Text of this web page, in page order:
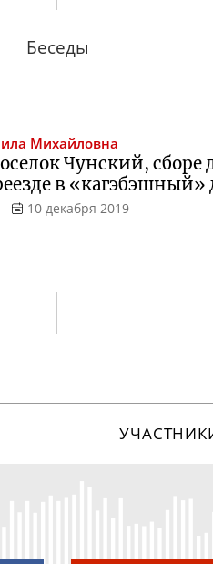
Беседы
Михайловна
Чунский,
в «кагэбэшный»
10 декабря 2019